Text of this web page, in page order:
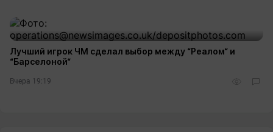
Лучший игрок ЧМ сделал выбор между “Реалом“ и
“Барселоной“
Вчера 19:19